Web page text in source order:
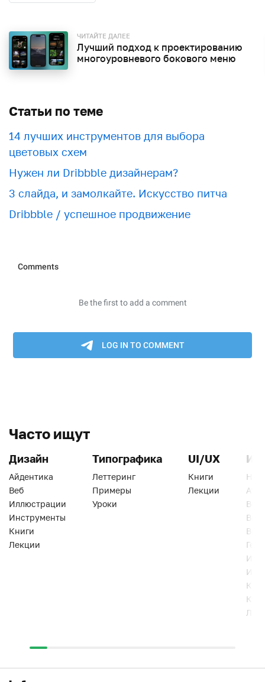
ЧИТАЙТЕ ДАЛЕЕ
Лучший подход к проектированию
многоуровневого бокового меню
Статьи по теме
​​14 лучших инструментов для выбора
цветовых схем
Нужен ли Dribbble дизайнерам?
3 слайда, и замолкайте. Искусство питча
Dribbble / успешное продвижение
Часто ищут
Дизайн
Айдентика
Веб
Иллюстрации
Инструменты
Книги
Лекции
Типографика
Леттеринг
Примеры
Уроки
UI/UX
Книги
Лекции
Веб